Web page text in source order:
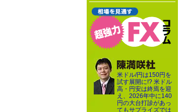
米ドル/円は150円を
試す展開に!? 米ドル
高・円安は終焉を迎
え、2026年中に140
円の大台打診があっ
てもサプライズでは